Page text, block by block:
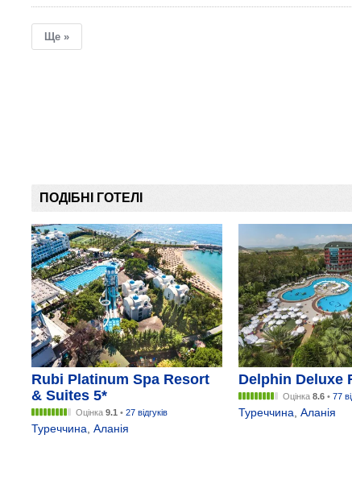
Ще »
ПОДІБНІ ГОТЕЛІ
Rubi Platinum Spa Resort
& Suites 5*
Оцінка 9.1 • 27 відгуків
Туреччина Аланія
Delphin Deluxe
Оцінка 8.6• 77
Туреччина Аланія